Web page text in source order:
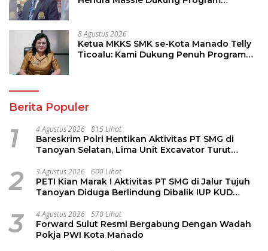
8 Agustus 2026
Ketua MKKS SMK se-Kota Manado Telly
Ticoalu: Kami Dukung Penuh Program
Berita Populer
1 4 Agustus 2026 815 Lihat
Bareskrim Polri Hentikan Aktivitas PT SMG di
Tanoyan Selatan, Lima Unit Excavator Turut
2 3 Agustus 2026 600 Lihat
PETI Kian Marak ! Aktivitas PT SMG di Jalur Tujuh
Tanoyan Diduga Berlindung Dibalik IUP KUD
3 4 Agustus 2026 570 Lihat
Forward Sulut Resmi Bergabung Dengan Wadah
Pokja PWI Kota Manado